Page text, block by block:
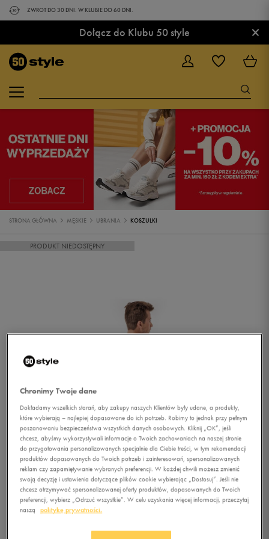
ZWROT DO 30 DNI. W KLUBIE DO 60 DNI.
Dołącz do Klubu 50 style ×
STRONA GŁÓWNA MĘSKIE UBRANIA KOSZULKI
PRODUKT NIEDOSTĘPNY
1/1
NIKE T-SHIRT POCKET TOP
Chronimy Twoje dane
Dokładamy wszelkich starań, aby zakupy naszych Klientów były udane, a produkty,
które wybierają – najlepiej dopasowane do ich potrzeb. Robimy to jednak przy pełnym
poszanowaniu bezpieczeństwa wszystkich danych osobowych. Kliknij „OK”, jeśli
chcesz, abyśmy wykorzystywali informacje o Twoich zachowaniach na naszej stronie
do przygotowania personalizowanych specjalnie dla Ciebie treści, w tym rekomendacji
produktów dopasowanych do Twoich potrzeb i zainteresowań, spersonalizowanych
reklam czy zapamiętywanie wybranych preferencji. W każdej chwili możesz zmienić
swoją decyzję i ustawienia dotyczące plików cookie wybierając „Dostosuj”. Jeśli nie
chcesz otrzymywać spersonalizowanej oferty produktów, dopasowanych do Twoich
preferencji, wybierz „Odrzuć wszystkie”. W celu uzyskania więcej informacji, przeczytaj
naszą
politykę prywatności.